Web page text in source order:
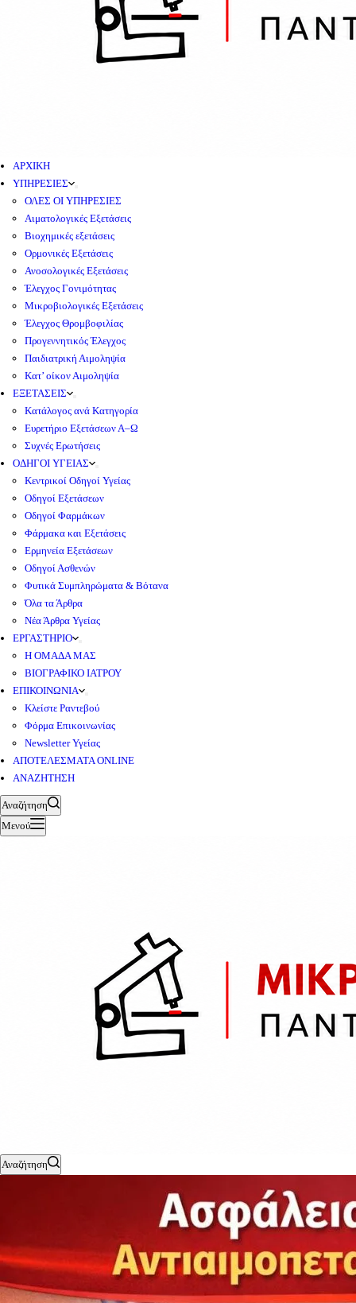
ΑΡΧΙΚΗ
ΥΠΗΡΕΣΙΕΣ
ΟΛΕΣ ΟΙ ΥΠΗΡΕΣΙΕΣ
Αιματολογικές Εξετάσεις
Βιοχημικές εξετάσεις
Ορμονικές Εξετάσεις
Ανοσολογικές Εξετάσεις
Έλεγχος Γονιμότητας
Μικροβιολογικές Εξετάσεις
Έλεγχος Θρομβοφιλίας
Προγεννητικός Έλεγχος
Παιδιατρική Αιμοληψία
Κατ’ οίκον Αιμοληψία
ΕΞΕΤΑΣΕΙΣ
Κατάλογος ανά Κατηγορία
Ευρετήριο Εξετάσεων Α–Ω
Συχνές Ερωτήσεις
ΟΔΗΓΟΙ ΥΓΕΙΑΣ
Κεντρικοί Οδηγοί Υγείας
Οδηγοί Εξετάσεων
Οδηγοί Φαρμάκων
Φάρμακα και Εξετάσεις
Ερμηνεία Εξετάσεων
Οδηγοί Ασθενών
Φυτικά Συμπληρώματα & Βότανα
Όλα τα Άρθρα
Νέα Άρθρα Υγείας
ΕΡΓΑΣΤΗΡΙΟ
Η ΟΜΑΔΑ ΜΑΣ
ΒΙΟΓΡΑΦΙΚΟ ΙΑΤΡΟΥ
ΕΠΙΚΟΙΝΩΝΙΑ
Κλείστε Ραντεβού
Φόρμα Επικοινωνίας
Newsletter Υγείας
ΑΠΟΤΕΛΕΣΜΑΤΑ ONLINE
ΑΝΑΖΗΤΗΣΗ
Αναζήτηση
Μενού
Αναζήτηση